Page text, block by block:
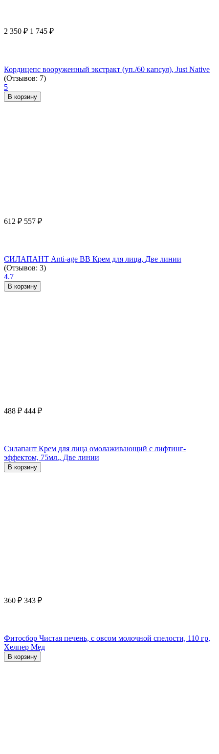
2 350 ₽ 1 745 ₽
Кордицепс вооруженный экстракт (уп./60 капсул), Just Native
(Отзывов: 7)
5
В корзину
612 ₽ 557 ₽
СИЛАПАНТ Anti-age ВВ Крем для лица, Две линии
(Отзывов: 3)
4.7
В корзину
488 ₽ 444 ₽
Силапант Крем для лица омолаживающий с лифтинг-
эффектом, 75мл., Две линии
В корзину
360 ₽ 343 ₽
Фитосбор Чистая печень, с овсом молочной спелости, 110 гр,
Хелпер Мед
В корзину